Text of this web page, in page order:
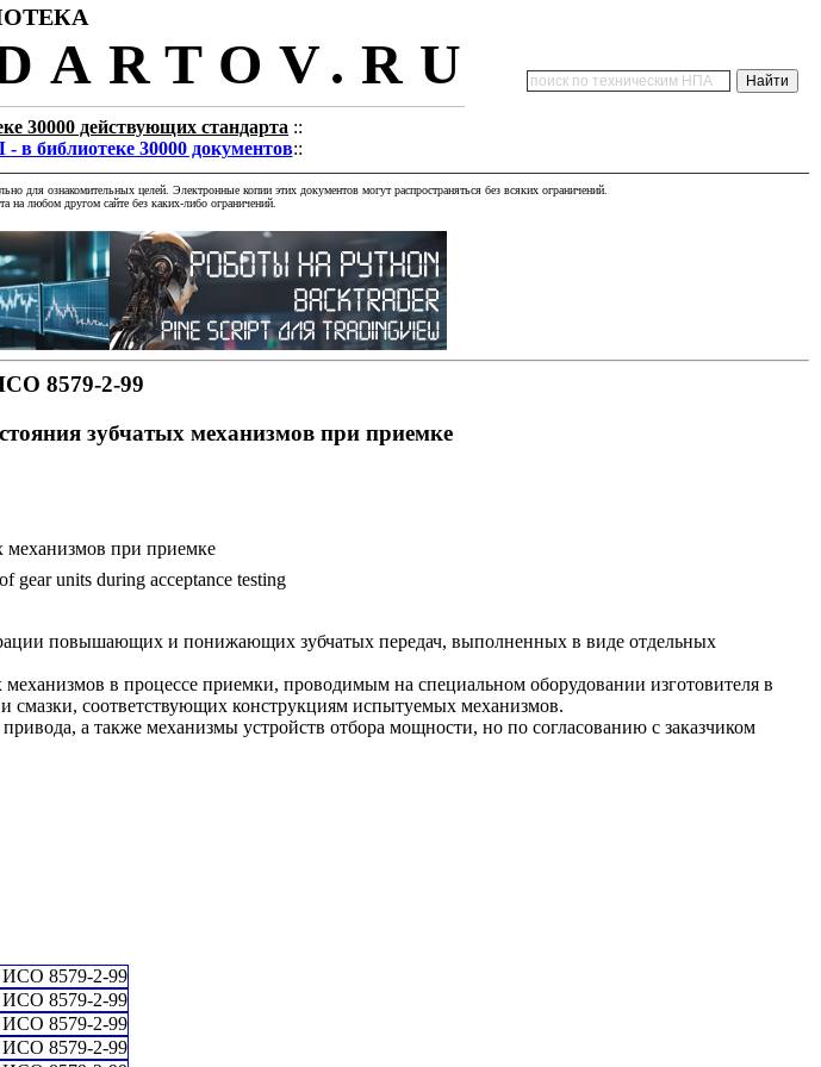
30000 действующих стандарта ::
30000 документов::
для ознакомительных целей. Электронные копии этих документов могут распространяться без всяких ограничений.
на любом другом сайте без каких-либо ограничений.
8579-2-99
зубчатых механизмов при приемке
механизмов при приемке
gear units during acceptance testing
повышающих и понижающих зубчатых передач, выполненных в виде отдельных
в процессе приемки, проводимым на специальном оборудовании изготовителя в
смазки, соответствующих конструкциям испытуемых механизмов.
а также механизмы устройств отбора мощности, но по согласованию с заказчиком